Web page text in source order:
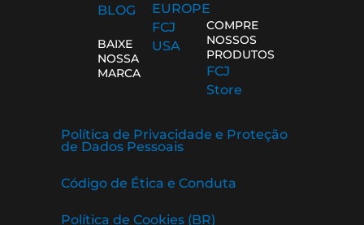
BLOG
BAIXE
NOSSA
MARCA
EUROPE
FCJ
USA
COMPRE
NOSSOS
PRODUTOS
FCJ
Store
Política de Privacidade e Proteção
de Dados Pessoais
Código de Ética e Conduta
Política de Cookies (BR)